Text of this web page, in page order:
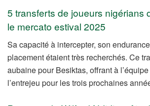
5 transferts de joueurs nigérians
le mercato estival 2025
Sa capacité à intercepter, son
placement étaient très recherchés. Ce
aubaine pour Besiktas, offrant à
l’entrejeu pour les trois prochaines